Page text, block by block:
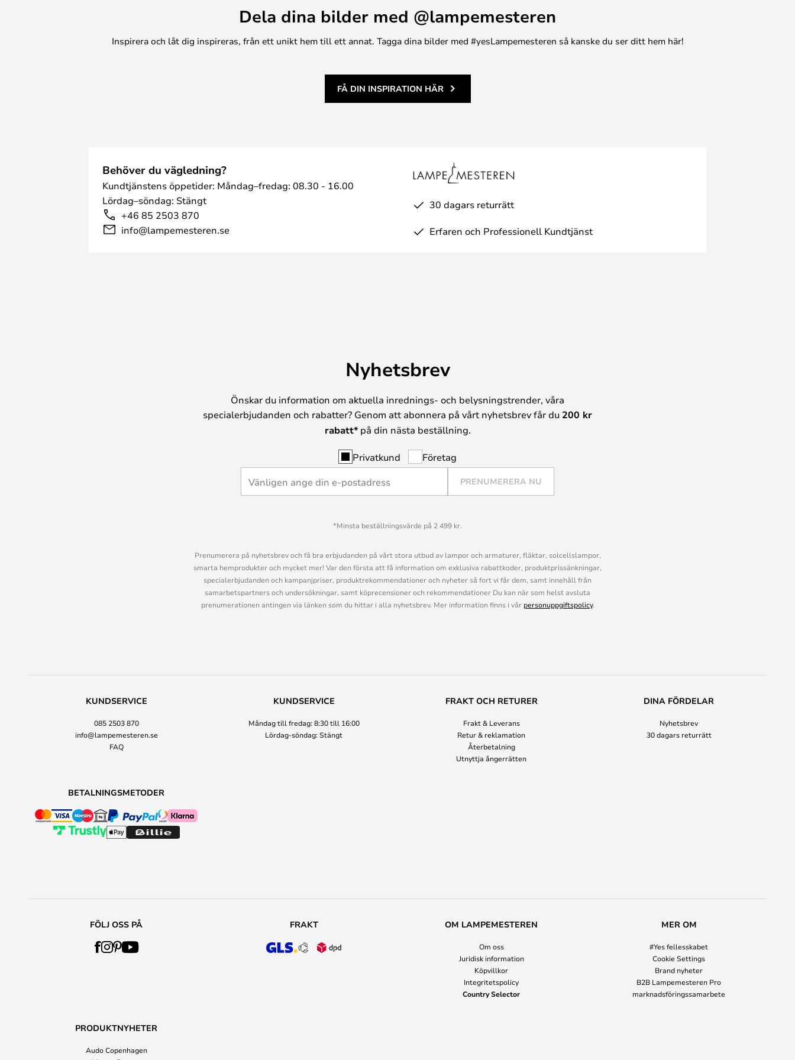
Dela dina bilder med @lampemesteren
Inspirera och låt dig inspireras, från ett unikt hem till ett annat. Tagga dina bilder med #yesLampemesteren så kanske du ser ditt hem här!
FÅ DIN INSPIRATION HÄR
Behöver du vägledning?
Kundtjänstens öppetider: Måndag–fredag: 08.30 - 16.00
Lördag–söndag: Stängt
+46 85 2503 870
info@lampemesteren.se
30 dagars returrätt
Erfaren och Professionell Kundtjänst
Nyhetsbrev
Önskar du information om aktuella inrednings- och belysningstrender, våra
specialerbjudanden och rabatter? Genom att abonnera på vårt nyhetsbrev får du 200 kr
rabatt*på din nästa beställning.
Privatkund Företag
PRENUMERERA NU
*Minsta beställningsvärde på 2 499 kr.
Prenumerera på nyhetsbrev och få bra erbjudanden på vårt stora utbud av lampor och armaturer, fläktar, solcellslampor,
smarta hemprodukter och mycket mer! Var den första att få information om exklusiva rabattkoder, produktprissänkningar,
specialerbjudanden och kampanjpriser, produktrekommendationer och nyheter så fort vi får dem, samt innehåll från
samarbetspartners och undersökningar, samt köprecensioner och rekommendationer Du kan när som helst avsluta
prenumerationen antingen via länken som du hittar i alla nyhetsbrev. Mer information finns i vår personuppgiftspolicy.
KUNDSERVICE
085 2503 870
info@lampemesteren.se
FAQ
KUNDSERVICE
Måndag till fredag: 8:30 till 16:00
Lördag-söndag: Stängt
FRAKT OCH RETURER
Frakt & Leverans
Retur & reklamation
Återbetalning
Utnyttja ångerrätten
DINA FÖRDELAR
Nyhetsbrev
30 dagars returrätt
BETALNINGSMETODER
FÖLJ OSS PÅ FRAKT OM LAMPEMESTEREN
Om oss
Juridisk information
Köpvillkor
Integritetspolicy
Country Selector
MER OM
#Yes fellesskabet
Cookie Settings
Brand nyheter
B2B Lampemesteren Pro
marknadsföringssamarbete
PRODUKTNYHETER
Audo Copenhagen